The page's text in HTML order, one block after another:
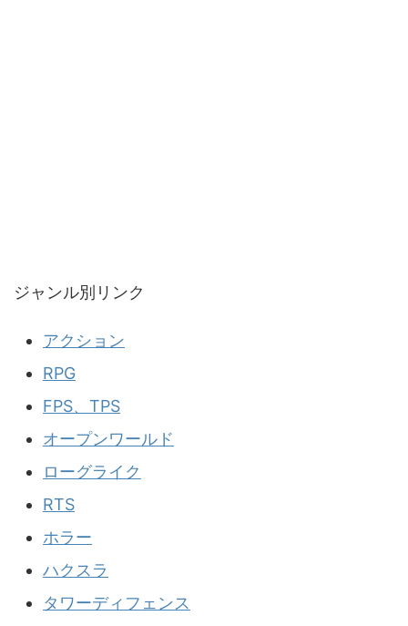
ジャンル別リンク
アクション
RPG
FPS、TPS
オープンワールド
ローグライク
RTS
ホラー
ハクスラ
タワーディフェンス